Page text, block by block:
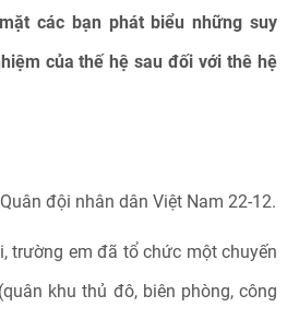
các bạn phát biểu những suy
của thế hệ sau đối với thê hệ
đội nhân dân Việt Nam 22-12.
trường em đã tổ chức một chuyến
khu thủ đô, biên phòng, công